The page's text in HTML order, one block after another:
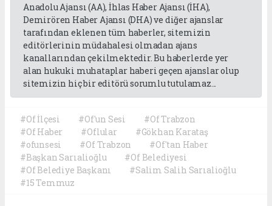
Anadolu Ajansı (AA), İhlas Haber Ajansı (İHA),
Demirören Haber Ajansı (DHA) ve diğer ajanslar
tarafından eklenen tüm haberler, sitemizin
editörlerinin müdahalesi olmadan ajans
kanallarından çekilmektedir. Bu haberlerde yer
alan hukuki muhataplar haberi geçen ajanslar olup
sitemizin hiç bir editörü sorumlu tutulamaz...
#Of İlçesi #Of'un Sesi
#Of Trabzon
#Of Haber
#Oflular
#Gökhan Karataş
#ofunsesi
#Of Trabzon
#Of'tan Haber
#Başkan Sarıalioğlu
#Of Belediyesi
#Of Belediye Başkanı
#Salim Salih Sarıalioğlu
#15 Temmuz